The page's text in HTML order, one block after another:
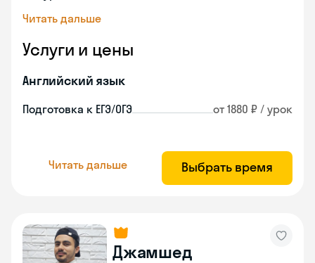
Читать дальше
Услуги и цены
Английский язык
Подготовка к ЕГЭ/ОГЭ от 1880 ₽ / урок
Читать дальше Выбрать время
Джамшед